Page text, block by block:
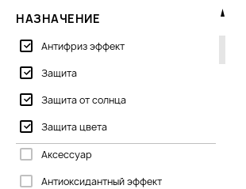
Масло для волос
Нейтрализатор
НАЗНАЧЕНИЕ
Антифриз эффект
Защита
Защита от солнца
Защита цвета
Аксессуар
Антиоксидантный эффект